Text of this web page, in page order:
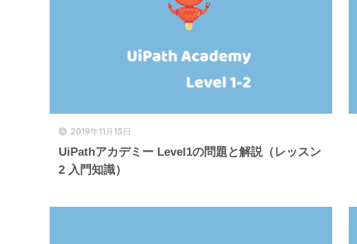
2019年11月15日
UiPathアカデミー Level1の問題と解説（レッスン
2 入門知識）